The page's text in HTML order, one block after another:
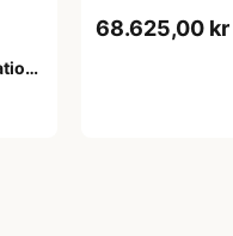
68.625,00 kr